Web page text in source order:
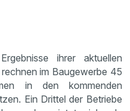
ihrer aktuellen
im Baugewerbe 45
in den kommenden
Ein Drittel der Betriebe